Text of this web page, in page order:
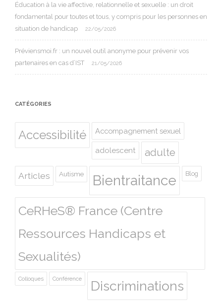
Éducation à la vie affective, relationnelle et sexuelle : un droit
fondamental pour toutes et tous, y compris pour les personnes en
situation de handicap
22/05/2026
Préviensmoi.fr : un nouvel outil anonyme pour prévenir vos
partenaires en cas d’IST
21/05/2026
CATÉGORIES
Accessibilité Accompagnement sexuel
adolescent adulte
Articles Autisme Bientraitance Blog
CeRHeS® France (Centre
Ressources Handicaps et
Sexualités)
Colloques Conférence Discriminations